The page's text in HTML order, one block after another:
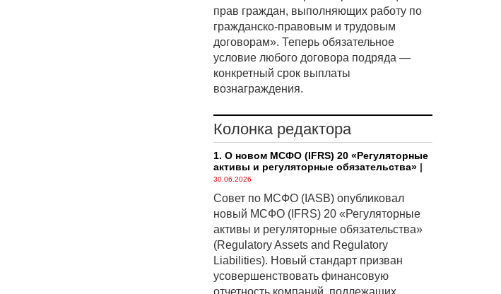
прав граждан, выполняющих работу по
гражданско-правовым и трудовым
договорам». Теперь обязательное
условие любого договора подряда —
конкретный срок выплаты
вознаграждения.
Колонка редактора
1. О новом МСФО (IFRS) 20 «Регуляторные
активы и регуляторные обязательства»|
30.06.2026
Совет по МСФО (IASB) опубликовал
новый МСФО (IFRS) 20 «Регуляторные
активы и регуляторные обязательства»
(Regulatory Assets and Regulatory
Liabilities). Новый стандарт призван
усовершенствовать финансовую